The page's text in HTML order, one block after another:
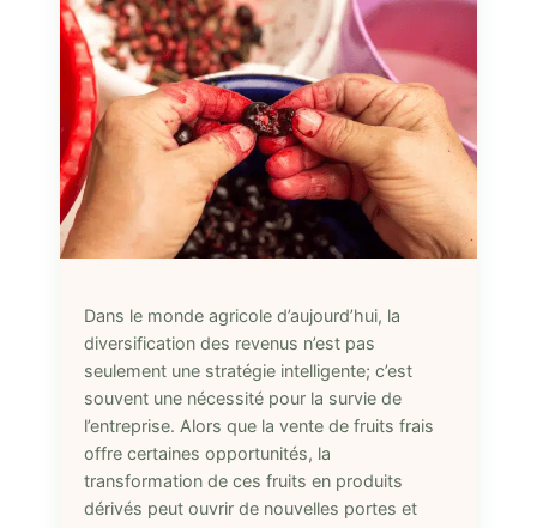
Dans le monde agricole d’aujourd’hui, la
diversification des revenus n’est pas
seulement une stratégie intelligente; c’est
souvent une nécessité pour la survie de
l’entreprise. Alors que la vente de fruits frais
offre certaines opportunités, la
transformation de ces fruits en produits
dérivés peut ouvrir de nouvelles portes et